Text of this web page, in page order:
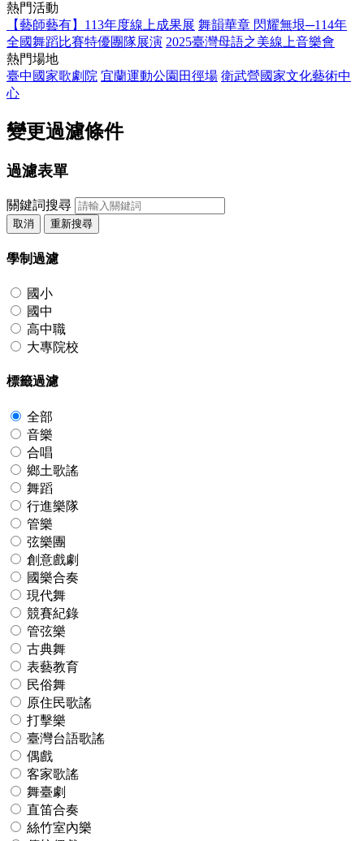
熱門活動
【藝師藝有】113年度線上成果展 舞韻華章 閃耀無垠─114年
全國舞蹈比賽特優團隊展演 2025臺灣母語之美線上音樂會
熱門場地
臺中國家歌劇院 宜蘭運動公園田徑場 衛武營國家文化藝術中
心
變更過濾條件
過濾表單
關鍵詞搜尋
取消 重新搜尋
學制過濾
國小
國中
高中職
大專院校
標籤過濾
全部
音樂
合唱
鄉土歌謠
舞蹈
行進樂隊
管樂
弦樂團
創意戲劇
國樂合奏
現代舞
競賽紀錄
管弦樂
古典舞
表藝教育
民俗舞
原住民歌謠
打擊樂
臺灣台語歌謠
偶戲
客家歌謠
舞臺劇
直笛合奏
絲竹室內樂